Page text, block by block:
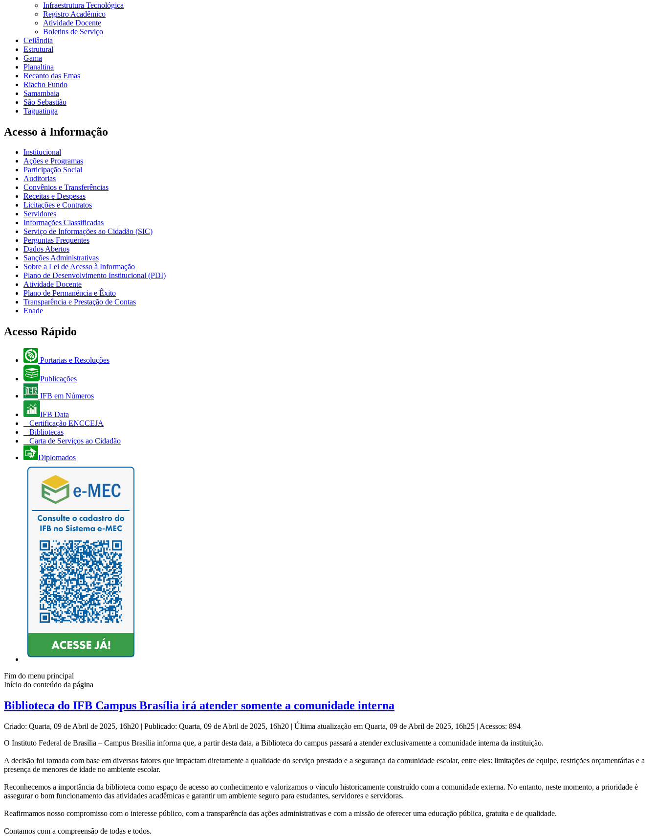
Infraestrutura Tecnológica
Registro Acadêmico
Atividade Docente
Boletins de Serviço
Ceilândia
Estrutural
Gama
Planaltina
Recanto das Emas
Riacho Fundo
Samambaia
São Sebastião
Taguatinga
Acesso à Informação
Institucional
Ações e Programas
Participação Social
Auditorias
Convênios e Transferências
Receitas e Despesas
Licitações e Contratos
Servidores
Informações Classificadas
Serviço de Informações ao Cidadão (SIC)
Perguntas Frequentes
Dados Abertos
Sanções Administrativas
Sobre a Lei de Acesso à Informação
Plano de Desenvolvimento Institucional (PDI)
Atividade Docente
Plano de Permanência e Êxito
Transparência e Prestação de Contas
Enade
Acesso Rápido
Portarias e Resoluções
Publicações
IFB em Números
IFB Data
Certificação ENCCEJA
Bibliotecas
Carta de Serviços ao Cidadão
Diplomados
Fim do menu principal
Início do conteúdo da página
Biblioteca do IFB Campus Brasília irá atender somente a comunidade interna
Criado: Quarta, 09 de Abril de 2025, 16h20 | Publicado: Quarta, 09 de Abril de 2025, 16h20 | Última atualização em Quarta, 09 de Abril de 2025, 16h25 | Acessos: 894
O Instituto Federal de Brasília – Campus Brasília informa que, a partir desta data, a Biblioteca do campus passará a atender exclusivamente a comunidade interna da instituição.
A decisão foi tomada com base em diversos fatores que impactam diretamente a qualidade do serviço prestado e a segurança da comunidade escolar, entre eles: limitações de equipe, restrições orçamentárias e a
presença de menores de idade no ambiente escolar.
Reconhecemos a importância da biblioteca como espaço de acesso ao conhecimento e valorizamos o vínculo historicamente construído com a comunidade externa. No entanto, neste momento, a prioridade é
assegurar o bom funcionamento das atividades acadêmicas e garantir um ambiente seguro para estudantes, servidores e servidoras.
Reafirmamos nosso compromisso com o interesse público, com a transparência das ações administrativas e com a missão de oferecer uma educação pública, gratuita e de qualidade.
Contamos com a compreensão de todas e todos.